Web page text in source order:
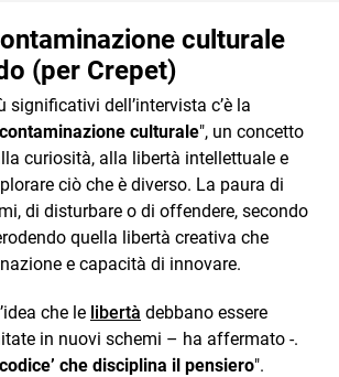
culturale
(per Crepet)
significativi dell’intervista c’è la
contaminazione culturale", un concetto
curiosità, alla libertà intellettuale e
ciò che è diverso. La paura di
di disturbare o di offendere, secondo
quella libertà creativa che
e capacità di innovare.
che le libertà debbano essere
in nuovi schemi – ha affermato -.
che disciplina il pensiero".